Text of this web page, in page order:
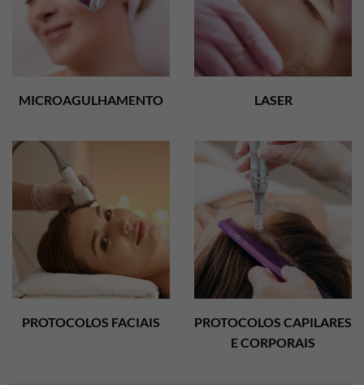
MICROAGULHAMENTO LASER
PROTOCOLOS FACIAIS
PROTOCOLOS CAPILARES
E CORPORAIS